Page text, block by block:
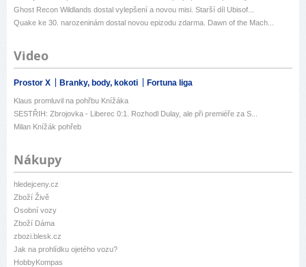
Ghost Recon Wildlands dostal vylepšení a novou misi. Starší díl Ubisof...
Quake ke 30. narozeninám dostal novou epizodu zdarma. Dawn of the Mach...
Video
Prostor X Branky, body, kokoti Fortuna liga
Klaus promluvil na pohřbu Knížáka
SESTŘIH: Zbrojovka - Liberec 0:1. Rozhodl Dulay, ale při premiéře za S...
Milan Knížák pohřeb
Nákupy
hledejceny.cz
Zboží Živě
Osobní vozy
Zboží Dáma
zbozi.blesk.cz
Jak na prohlídku ojetého vozu?
HobbyKompas